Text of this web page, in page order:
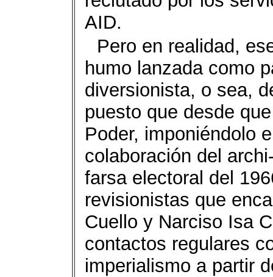
AID.
Pero en realidad,
humo lanzada como
diversionista, o sea,
puesto que desde
Poder, imponiéndolo
colaboración del
farsa electoral del
revisionistas que
Cuello y Narciso Isa
contactos regulares
imperialismo a partir